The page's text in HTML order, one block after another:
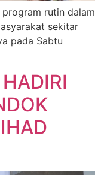
program rutin dalam
sekitar
pada Sabtu